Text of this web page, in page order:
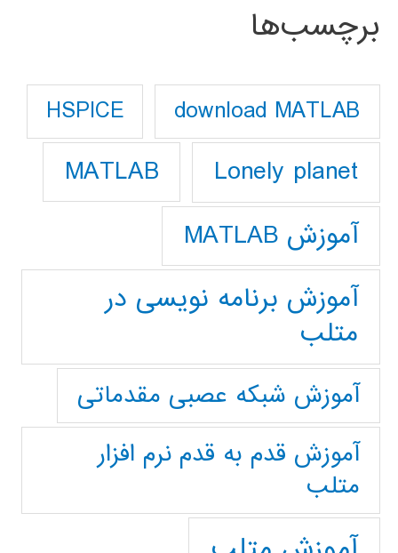
برچسب‌ها
download MATLAB
HSPICE
Lonely planet
MATLAB
آموزش MATLAB
آموزش برنامه نویسی در
متلب
آموزش شبکه عصبی مقدماتی
آموزش قدم به قدم نرم افزار
متلب